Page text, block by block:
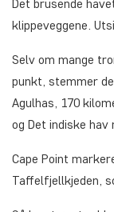
Det brusende
klippeveggene.
Selv om mange
punkt, stemmer
Agulhas, 170
og Det indiske hav
Cape Point
Taffelfjellkjeden,